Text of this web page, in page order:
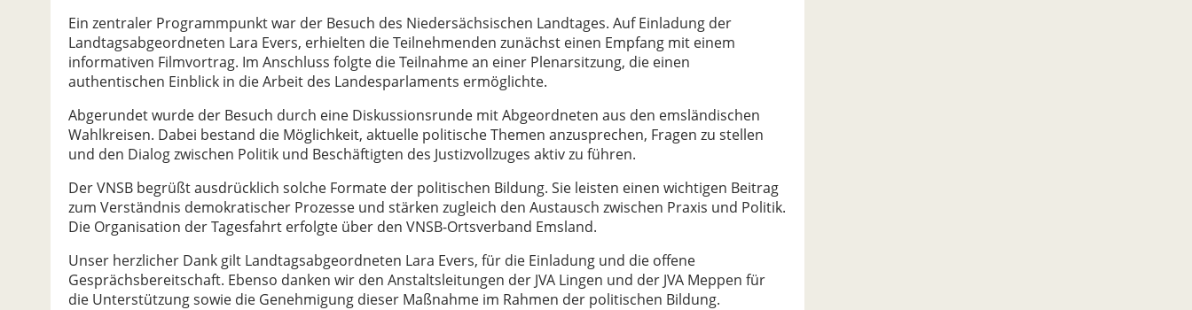
Ein zentraler Programmpunkt war der Besuch des Niedersächsischen Landtages. Auf Einladung der
Landtagsabgeordneten Lara Evers, erhielten die Teilnehmenden zunächst einen Empfang mit einem
informativen Filmvortrag. Im Anschluss folgte die Teilnahme an einer Plenarsitzung, die einen
authentischen Einblick in die Arbeit des Landesparlaments ermöglichte.
Abgerundet wurde der Besuch durch eine Diskussionsrunde mit Abgeordneten aus den emsländischen
Wahlkreisen. Dabei bestand die Möglichkeit, aktuelle politische Themen anzusprechen, Fragen zu stellen
und den Dialog zwischen Politik und Beschäftigten des Justizvollzuges aktiv zu führen.
Der VNSB begrüßt ausdrücklich solche Formate der politischen Bildung. Sie leisten einen wichtigen Beitrag
zum Verständnis demokratischer Prozesse und stärken zugleich den Austausch zwischen Praxis und Politik.
Die Organisation der Tagesfahrt erfolgte über den VNSB-Ortsverband Emsland.
Unser herzlicher Dank gilt Landtagsabgeordneten Lara Evers, für die Einladung und die offene
Gesprächsbereitschaft. Ebenso danken wir den Anstaltsleitungen der JVA Lingen und der JVA Meppen für
die Unterstützung sowie die Genehmigung dieser Maßnahme im Rahmen der politischen Bildung.